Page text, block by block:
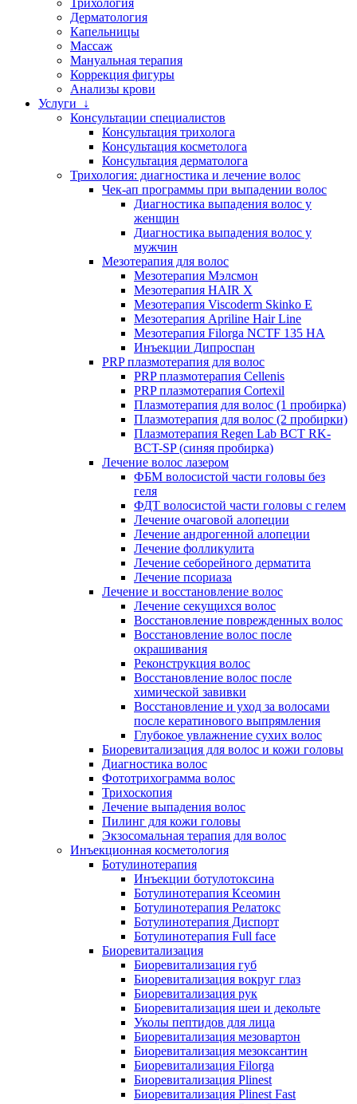
Трихология
Дерматология
Капельницы
Массаж
Мануальная терапия
Коррекция фигуры
Анализы крови
Услуги ↓
Консультации специалистов
Консультация трихолога
Консультация косметолога
Консультация дерматолога
Трихология: диагностика и лечение волос
Чек-ап программы при выпадении волос
Диагностика выпадения волос у
женщин
Диагностика выпадения волос у
мужчин
Мезотерапия для волос
Мезотерапия Мэлсмон
Мезотерапия HAIR X
Мезотерапия Viscoderm Skinko E
Мезотерапия Apriline Hair Line
Мезотерапия Filorga NCTF 135 HA
Инъекции Дипроспан
PRP плазмотерапия для волос
PRP плазмотерапия Cellenis
PRP плазмотерапия Cortexil
Плазмотерапия для волос (1 пробирка)
Плазмотерапия для волос (2 пробирки)
Плазмотерапия Regen Lab BCT RK-
BCT-SP (синяя пробирка)
Лечение волос лазером
ФБМ волосистой части головы без
геля
ФДТ волосистой части головы с гелем
Лечение очаговой алопеции
Лечение андрогенной алопеции
Лечение фолликулита
Лечение себорейного дерматита
Лечение псориаза
Лечение и восстановление волос
Лечение секущихся волос
Восстановление поврежденных волос
Восстановление волос после
окрашивания
Реконструкция волос
Восстановление волос после
химической завивки
Восстановление и уход за волосами
после кератинового выпрямления
Глубокое увлажнение сухих волос
Биоревитализация для волос и кожи головы
Диагностика волос
Фототрихограмма волос
Трихоскопия
Лечение выпадения волос
Пилинг для кожи головы
Экзосомальная терапия для волос
Инъекционная косметология
Ботулинотерапия
Инъекции ботулотоксина
Ботулинотерапия Ксеомин
Ботулинотерапия Релатокс
Ботулинотерапия Диспорт
Ботулинотерапия Full face
Биоревитализация
Биоревитализация губ
Биоревитализация вокруг глаз
Биоревитализация рук
Биоревитализация шеи и декольте
Уколы пептидов для лица
Биоревитализация мезовартон
Биоревитализация мезоксантин
Биоревитализация Filorga
Биоревитализация Plinest
Биоревитализация Plinest Fast